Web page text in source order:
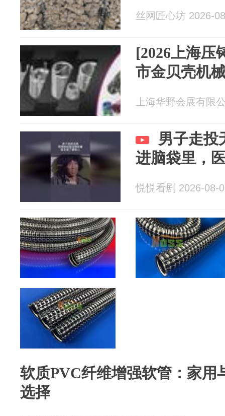
丝网匠心坊 2026-
[2026上海压
市金贝壳机
上海华野会展有限
男子走投
进脑袋里，
悦悦看剧 2026-08-
软质PVC纤维增强软管：家用
选择